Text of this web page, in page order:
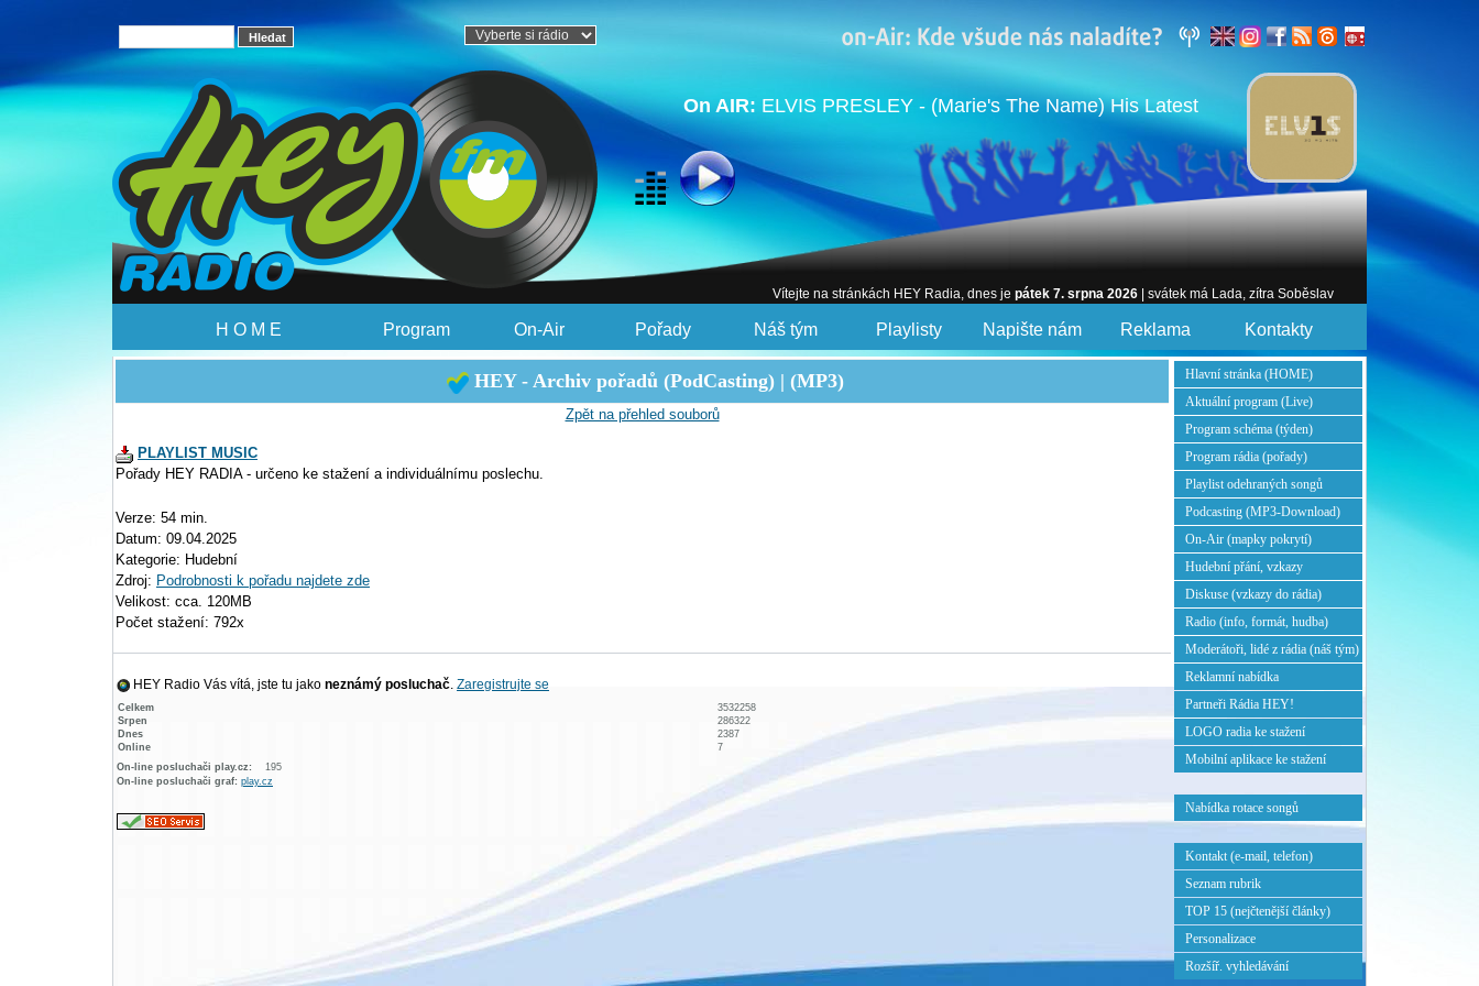
On AIR: ELVIS PRESLEY - (Marie's The Name) His Latest
Vítejte na stránkách HEY Radia, dnes je pátek 7. srpna 2026 | svátek má Lada, zítra Soběslav
H O M E Program On-Air Pořady Náš tým Playlisty Napište nám Reklama Kontakty
HEY - Archiv pořadů (PodCasting) | (MP3)
Zpět na přehled souborů
PLAYLIST MUSIC
Pořady HEY RADIA - určeno ke stažení a individuálnímu poslechu.
Verze: 54 min.
Datum: 09.04.2025
Kategorie: Hudební
Zdroj: Podrobnosti k pořadu najdete zde
Velikost: cca. 120MB
Počet stažení: 792x
HEY Radio Vás vítá, jste tu jako neznámý posluchač. Zaregistrujte se
Celkem
3532258
Srpen
286322
Dnes
2387
Online
7
On-line posluchači play.cz:
195
On-line posluchači graf: play.cz
Hlavní stránka (HOME)
Aktuální program (Live)
Program schéma (týden)
Program rádia (pořady)
Playlist odehraných songů
Podcasting (MP3-Download)
On-Air (mapky pokrytí)
Hudební přání, vzkazy
Diskuse (vzkazy do rádia)
Radio (info, formát, hudba)
Moderátoři, lidé z rádia (náš tým)
Reklamní nabídka
Partneři Rádia HEY!
LOGO radia ke stažení
Mobilní aplikace ke stažení
Nabídka rotace songů
Kontakt (e-mail, telefon)
Seznam rubrik
TOP 15 (nejčtenější články)
Personalizace
Rozšíř. vyhledávání